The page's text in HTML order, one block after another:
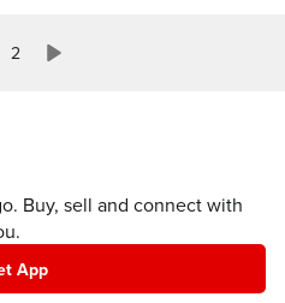
2
Buy, sell and connect with
App